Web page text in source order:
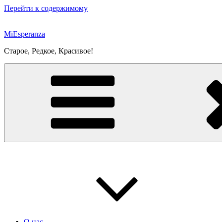
Перейти к содержимому
MiEsperanza
Старое, Редкое, Красивое!